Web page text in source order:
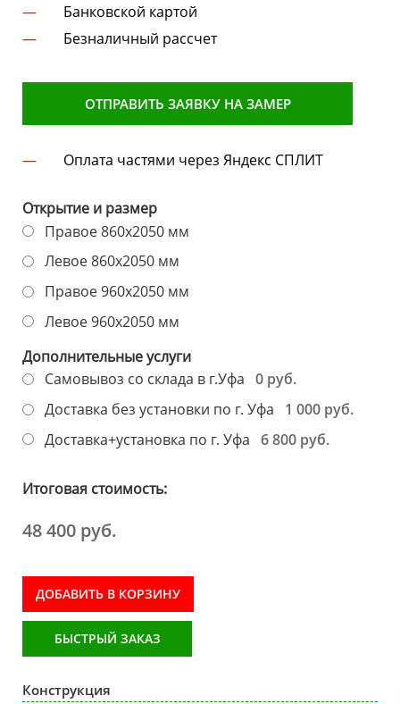
Банковской картой
Безналичный рассчет
ОТПРАВИТЬ ЗАЯВКУ НА ЗАМЕР
Оплата частями через Яндекс СПЛИТ
Открытие и размер
Правое 860х2050 мм
Левое 860х2050 мм
Правое 960х2050 мм
Левое 960х2050 мм
Дополнительные услуги
Самовывоз со склада в г.Уфа 0 руб.
Доставка без установки по г. Уфа
1 000 руб.
Доставка+установка по г. Уфа 6 800 руб.
Итоговая стоимость:
48 400 руб.
ДОБАВИТЬ В КОРЗИНУ
БЫСТРЫЙ ЗАКАЗ
Конструкция